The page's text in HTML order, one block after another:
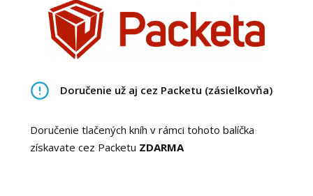
Doručenie už aj cez Packetu (zásielkovňa)
Doručenie tlačených kníh v rámci tohoto balíčka
získavate cez Packetu ZDARMA